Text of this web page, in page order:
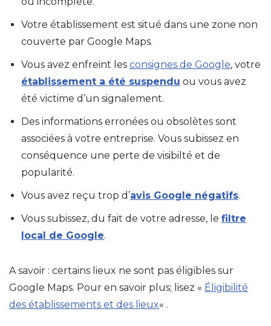
Votre établissement est situé dans une zone non
couverte par Google Maps.
Vous avez enfreint les consignes de Google, votre
établissement a été suspendu ou vous avez
été victime d’un signalement.
Des informations erronées ou obsolètes sont
associées à votre entreprise. Vous subissez en
conséquence une perte de visibilté et de
popularité.
Vous avez reçu trop d’avis Google négatifs.
Vous subissez, du fait de votre adresse, le filtre
local de Google.
A savoir : certains lieux ne sont pas éligibles sur
Google Maps. Pour en savoir plus; lisez « Éligibilité
des établissements et des lieux« .